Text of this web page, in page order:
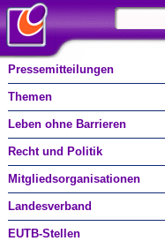
Pressemitteilungen
Themen
Leben ohne Barrieren
Recht und Politik
Mitgliedsorganisationen
Landesverband
EUTB-Stellen